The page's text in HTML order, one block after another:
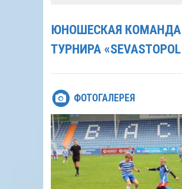
ЮНОШЕСКАЯ КОМАНДА
ТУРНИРА «SEVASTOPOL
ФОТОГАЛЕРЕЯ